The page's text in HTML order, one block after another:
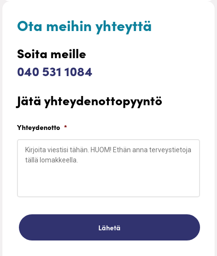
Ota meihin yhteyttä
Soita meille
040 531 1084
Jätä yhteydenottopyyntö
Yhteydenotto *